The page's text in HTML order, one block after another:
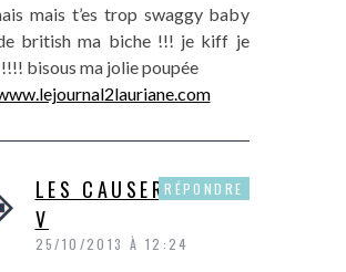
mais t’es trop swaggy baby
british ma biche !!! je kiff je
bisous ma jolie poupée
LES CAUSERIES DE
V
25/10/2013 À 12:24
RÉPONDRE